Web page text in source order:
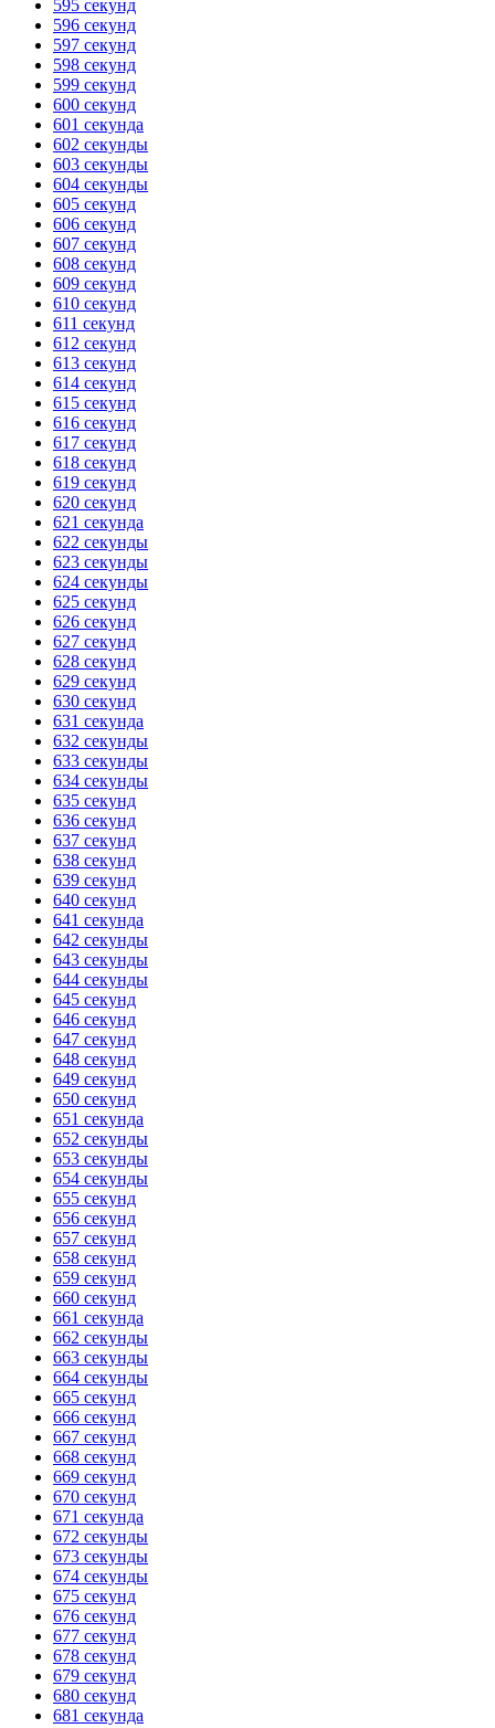
HANDY TIMERS
595 секунд
596 секунд
597 секунд
598 секунд
599 секунд
600 секунд
601 секунда
602 секунды
603 секунды
604 секунды
605 секунд
606 секунд
607 секунд
608 секунд
609 секунд
610 секунд
611 секунд
612 секунд
613 секунд
614 секунд
615 секунд
616 секунд
617 секунд
618 секунд
619 секунд
620 секунд
621 секунда
622 секунды
623 секунды
624 секунды
625 секунд
626 секунд
627 секунд
628 секунд
629 секунд
630 секунд
631 секунда
632 секунды
633 секунды
634 секунды
635 секунд
636 секунд
637 секунд
638 секунд
639 секунд
640 секунд
641 секунда
642 секунды
643 секунды
644 секунды
645 секунд
646 секунд
647 секунд
648 секунд
649 секунд
650 секунд
651 секунда
652 секунды
653 секунды
654 секунды
655 секунд
656 секунд
657 секунд
658 секунд
659 секунд
660 секунд
661 секунда
662 секунды
663 секунды
664 секунды
665 секунд
666 секунд
667 секунд
668 секунд
669 секунд
670 секунд
671 секунда
672 секунды
673 секунды
674 секунды
675 секунд
676 секунд
677 секунд
678 секунд
679 секунд
680 секунд
681 секунда